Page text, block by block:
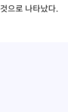
으로 나타났다.